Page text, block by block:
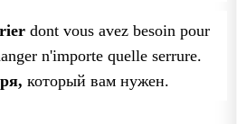
dont vous avez besoin pour
n'importe quelle serrure.
который вам нужен.